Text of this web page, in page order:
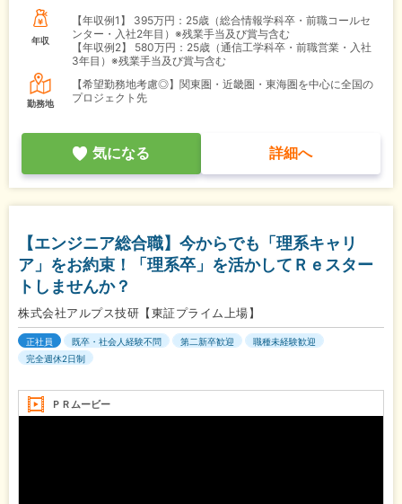
年収
【年収例1】
395万円：25歳（総合情報学科卒・前職コールセ
ンター・入社2年目）※残業手当及び賞与含む
【年収例2】
580万円：25歳（通信工学科卒・前職営業・入社
3年目）※残業手当及び賞与含む
勤務地
【希望勤務地考慮◎】関東圏・近畿圏・東海圏を中心に全国の
プロジェクト先
気になる 詳細へ
【エンジニア総合職】今からでも「理系キャリ
ア」をお約束！「理系卒」を活かしてＲｅスター
トしませんか？
株式会社アルプス技研【東証プライム上場】
正社員 既卒・社会人経験不問 第二新卒歓迎
職種未経験歓迎
完全週休2日制
ＰＲムービー